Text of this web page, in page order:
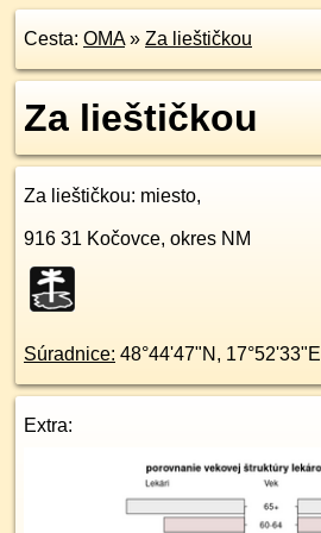
Cesta: OMA» Za lieštičkou
Za lieštičkou
Za lieštičkou: miesto,
916 31 Kočovce, okres NM
Súradnice: 48°44'47"N , 17°52'33"E
Extra: